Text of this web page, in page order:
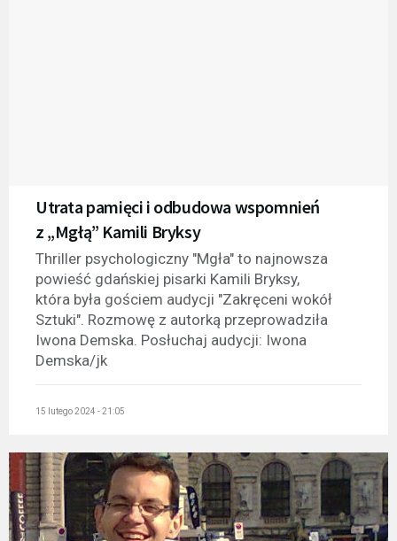
Utrata pamięci i odbudowa wspomnień
z „Mgłą” Kamili Bryksy
Thriller psychologiczny "Mgła" to najnowsza
powieść gdańskiej pisarki Kamili Bryksy,
która była gościem audycji "Zakręceni wokół
Sztuki". Rozmowę z autorką przeprowadziła
Iwona Demska. Posłuchaj audycji: Iwona
Demska/jk
15 lutego 2024 - 21:05